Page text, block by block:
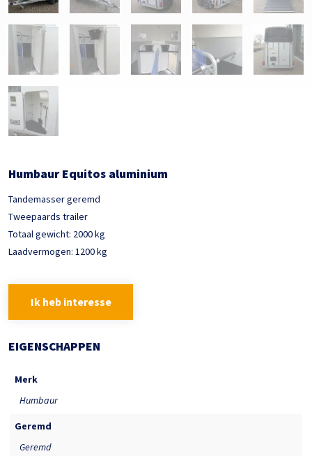
Humbaur Equitos aluminium
Tandemasser geremd
Tweepaards trailer
Totaal gewicht: 2000 kg
Laadvermogen: 1200 kg
Ik heb interesse
EIGENSCHAPPEN
Merk
Humbaur
Geremd
Geremd